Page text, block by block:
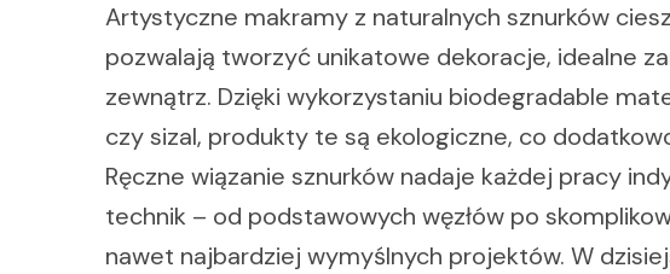
Artystyczne makramy z naturalnych sznurków
pozwalają tworzyć unikatowe dekoracje, idealne
zewnątrz. Dzięki wykorzystaniu biodegradable
czy sizal, produkty te są ekologiczne, co
Ręczne wiązanie sznurków nadaje każdej pracy
technik – od podstawowych węzłów po
nawet najbardziej wymyślnych projektów. W